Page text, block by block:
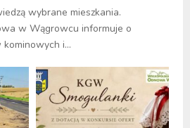
wybrane mieszkania.
w Wągrowcu informuje o
i...